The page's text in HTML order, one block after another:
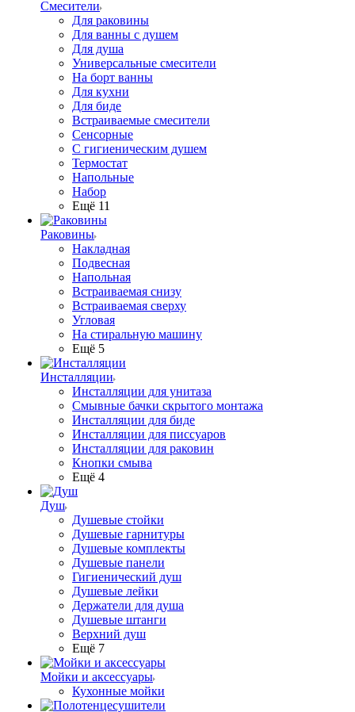
Смесители
Для раковины
Для ванны с душем
Для душа
Универсальные смесители
На борт ванны
Для кухни
Для биде
Встраиваемые смесители
Сенсорные
С гигиеническим душем
Термостат
Напольные
Набор
Ещё 11
Раковины
Накладная
Подвесная
Напольная
Встраиваемая снизу
Встраиваемая сверху
Угловая
На стиральную машину
Ещё 5
Инсталляции
Инсталляции для унитаза
Смывные бачки скрытого монтажа
Инсталляции для биде
Инсталляции для писсуаров
Инсталляции для раковин
Кнопки смыва
Ещё 4
Душ
Душевые стойки
Душевые гарнитуры
Душевые комплекты
Душевые панели
Гигиенический душ
Душевые лейки
Держатели для душа
Душевые штанги
Верхний душ
Ещё 7
Мойки и аксессуары
Кухонные мойки